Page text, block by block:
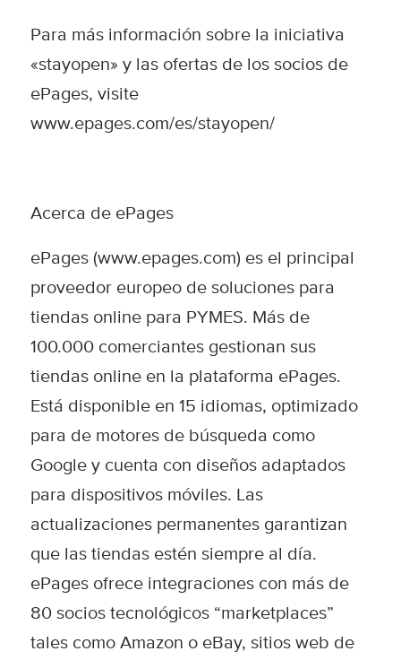
Para más información sobre la iniciativa
«stayopen» y las ofertas de los socios de
ePages, visite
www.epages.com/es/stayopen/
Acerca de ePages
ePages (www.epages.com) es el principal
proveedor europeo de soluciones para
tiendas online para PYMES. Más de
100.000 comerciantes gestionan sus
tiendas online en la plataforma ePages.
Está disponible en 15 idiomas, optimizado
para de motores de búsqueda como
Google y cuenta con diseños adaptados
para dispositivos móviles. Las
actualizaciones permanentes garantizan
que las tiendas estén siempre al día.
ePages ofrece integraciones con más de
80 socios tecnológicos “marketplaces”
tales como Amazon o eBay, sitios web de